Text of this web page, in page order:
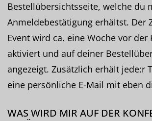
Bestellübersichtsseite, welche du
Anmeldebestätigung erhältst. Der
Event wird ca. eine Woche vor der
aktiviert und auf deiner
angezeigt. Zusätzlich erhält jede:r
eine persönliche E-Mail mit eben
WAS WIRD MIR AUF DER